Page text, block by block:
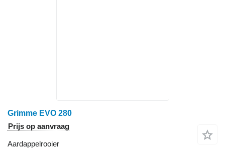
Grimme EVO 280
Prijs op aanvraag
Aardappelrooier